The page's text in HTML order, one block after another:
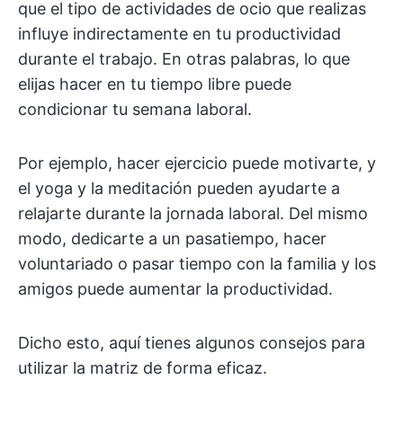
que el tipo de actividades de ocio que realizas
influye indirectamente en tu productividad
durante el trabajo. En otras palabras, lo que
elijas hacer en tu tiempo libre puede
condicionar tu semana laboral.
Por ejemplo, hacer ejercicio puede motivarte, y
el yoga y la meditación pueden ayudarte a
relajarte durante la jornada laboral. Del mismo
modo, dedicarte a un pasatiempo, hacer
voluntariado o pasar tiempo con la familia y los
amigos puede aumentar la productividad.
Dicho esto, aquí tienes algunos consejos para
utilizar la matriz de forma eficaz.